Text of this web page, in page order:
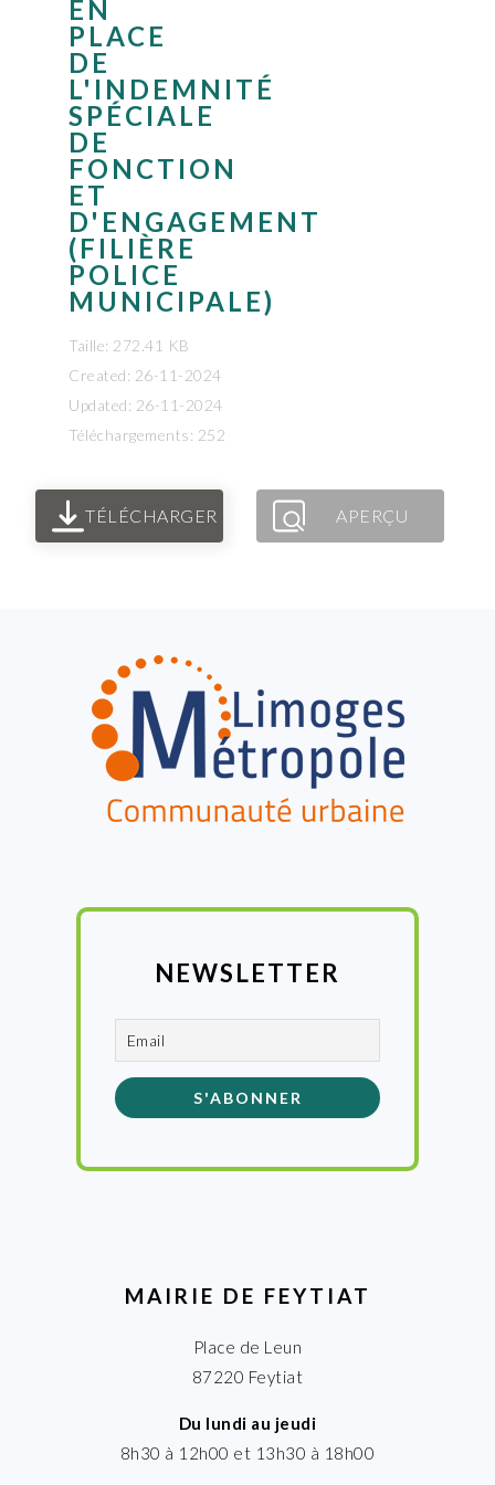
EN
PLACE
DE
L'INDEMNITÉ
SPÉCIALE
DE
FONCTION
ET
D'ENGAGEMENT
(FILIÈRE
POLICE
MUNICIPALE)
Taille: 272.41 KB
Created: 26-11-2024
Updated: 26-11-2024
Téléchargements: 252
TÉLÉCHARGER APERÇU
NEWSLETTER
MAIRIE DE FEYTIAT
Place de Leun
87220 Feytiat
Du lundi au jeudi
8h30 à 12h00 et 13h30 à 18h00